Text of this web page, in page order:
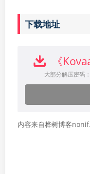
下载地址
《
大部分解压密码
内容来自桦树博客